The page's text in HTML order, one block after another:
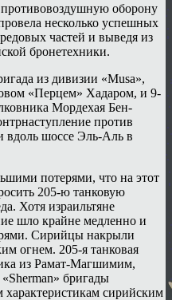
оборону
несколько успешных
частей и выведя из
бронетехники.
из дивизии «Musa»,
«Перцем» Хадаром, и 9-
Мордехая Бен-
против
вдоль шоссе Эль-Аль в
потерями, что на этот
205-ю танковую
Хотя израильтяне
шло крайне медленно и
Сирийцы накрыли
огнем. 205-я танковая
из Рамат-Магшимим,
бригады
характеристикам сирийским